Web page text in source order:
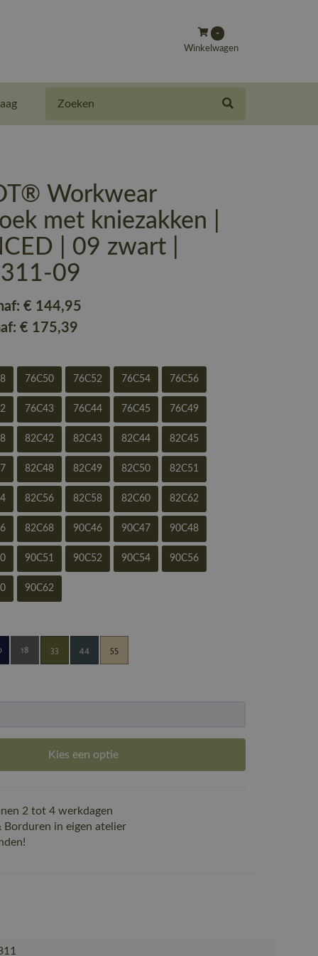
-
Winkelwagen
Workwear
met kniezakken |
| 09 zwart |
09
€ 144,95
€ 175,39
76C50 76C52 76C54 76C56
76C43 76C44 76C45 76C49
82C42 82C43 82C44 82C45
82C48 82C49 82C50 82C51
82C56 82C58 82C60 82C62
82C68 90C46 90C47 90C48
90C51 90C52 90C54 90C56
90C62
Kies een optie
2 tot 4 werkdagen
Borduren in eigen atelier